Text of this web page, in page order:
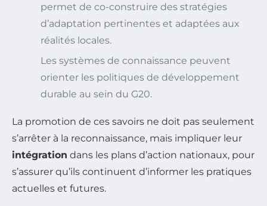
permet de co-construire des stratégies
d’adaptation pertinentes et adaptées aux
réalités locales.
Les systèmes de connaissance peuvent
orienter les politiques de développement
durable au sein du G20.
La promotion de ces savoirs ne doit pas seulement
s’arrêter à la reconnaissance, mais impliquer leur
intégration dans les plans d’action nationaux, pour
s’assurer qu’ils continuent d’informer les pratiques
actuelles et futures.